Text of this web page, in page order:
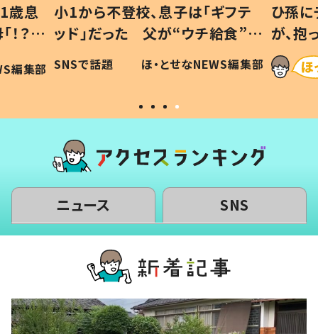
歳息
？」
編集部
小1から不登校、息子は「ギフテ
ッド」だった 父が“ウチ給食”を
作り続ける理由とは #令和の親
#令和の子
SNSで話題 ほ・とせなNEWS編集部
ひ孫
が、
「涙が
い」
ニュース SNS